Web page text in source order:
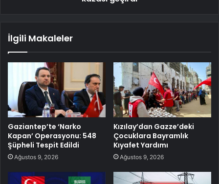
İlgili Makaleler
Gaziantep’te ‘Narko
Kapan’ Operasyonu: 548
Şüpheli Tespit Edildi
Ağustos 9, 2026
Kızılay’dan Gazze’deki
Çocuklara Bayramlık
Kıyafet Yardımı
Ağustos 9, 2026